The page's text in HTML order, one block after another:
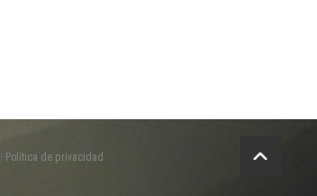
Política de privacidad